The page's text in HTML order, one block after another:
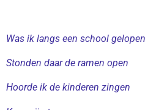
Was ik langs een school gelopen
Stonden daar de ramen open
Hoorde ik de kinderen zingen